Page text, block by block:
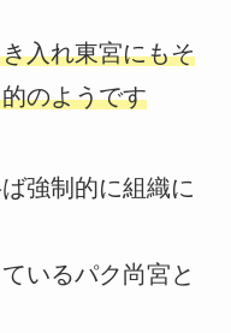
入れ東宮にもそ
のようです
強制的に組織に
いるパク尚宮と